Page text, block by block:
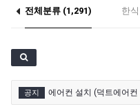
전체분류 (1,291) 한
공지 에어컨 설치 (덕트에어